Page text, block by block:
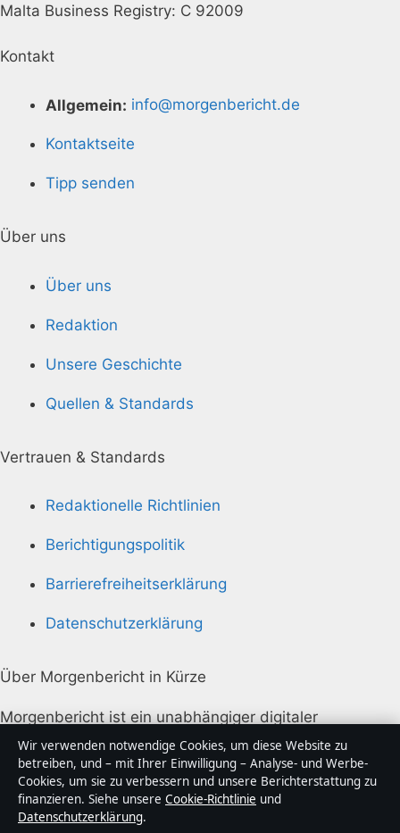
Malta Business Registry: C 92009
Kontakt
Allgemein: info@morgenbericht.de
Kontaktseite
Tipp senden
Über uns
Über uns
Redaktion
Unsere Geschichte
Quellen & Standards
Vertrauen & Standards
Redaktionelle Richtlinien
Berichtigungspolitik
Barrierefreiheitserklärung
Datenschutzerklärung
Über Morgenbericht in Kürze
Morgenbericht ist ein unabhängiger digitaler
Nachrichtenanbieter mit Fokus auf Politik, Wirtschaft,
Technik und Gesellschaft in Deutschland. Jeder Artikel
trägt eine Byline, wird von einem Redakteur geprüft
und vor der Veröffentlichung faktengecheckt.
Wir verwenden notwendige Cookies, um diese Website zu
betreiben, und – mit Ihrer Einwilligung – Analyse- und Werbe-
Cookies, um sie zu verbessern und unsere Berichterstattung zu
finanzieren. Siehe unsere Cookie-Richtlinie und
Datenschutzerklärung.